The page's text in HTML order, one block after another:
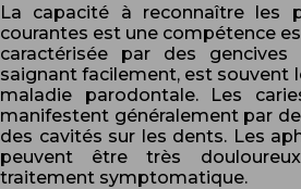
La capacité à reconnaître les
courantes est une compétence
caractérisée par des
saignant facilement, est souvent
maladie parodontale. Les
manifestent généralement par
des cavités sur les dents. Les
peuvent être très
traitement symptomatique.